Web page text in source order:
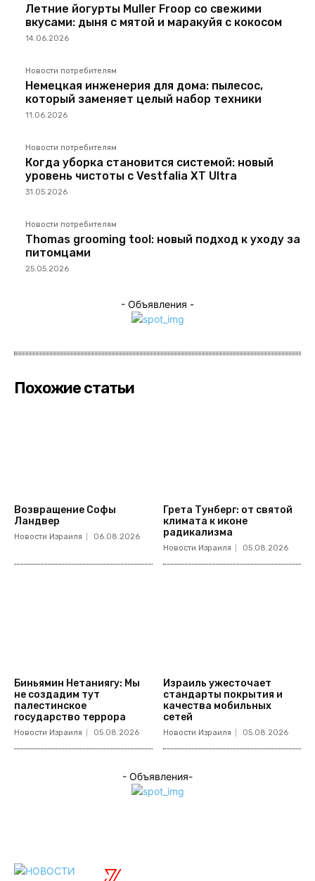
Летние йогурты Muller Froop со свежими
вкусами: дыня с мятой и маракуйя с кокосом
14.06.2026
Новости потребителям
Немецкая инженерия для дома: пылесос,
который заменяет целый набор техники
11.06.2026
Новости потребителям
Когда уборка становится системой: новый
уровень чистоты с Vestfalia XT Ultra
31.05.2026
Новости потребителям
Thomas grooming tool: новый подход к уходу за
питомцами
25.05.2026
- Объявления -
Похожие статьи
Возвращение Софы
Ландвер
Новости Израиля 06.08.2026
Грета Тунберг: от святой
климата к иконе
радикализма
Новости Израиля 05.08.2026
Биньямин Нетаниягу: Мы
не создадим тут
палестинское
государство террора
Новости Израиля 05.08.2026
Израиль ужесточает
стандарты покрытия и
качества мобильных
сетей
Новости Израиля 05.08.2026
- Объявления-